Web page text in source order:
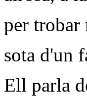
per trobar
sota d'un
Ell parla